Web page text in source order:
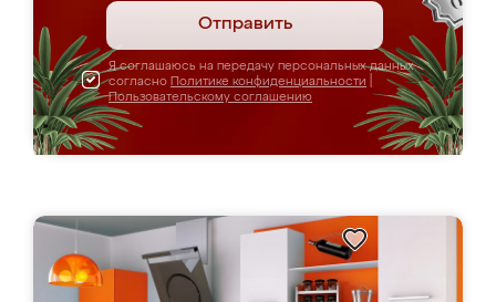
Отправить
Я соглашаюсь на передачу персональных данных
согласно Политике конфиденциальности
Пользовательскому соглашению